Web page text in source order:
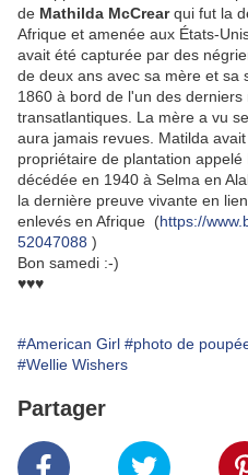
de Mathilda McCrearqui fut la
Afrique et amenée aux États-
avait été capturée par des
de deux ans avec sa mère et
1860 à bord de l'un des derniers
transatlantiques. La mère a vu
aura jamais revues. Matilda
propriétaire de plantation
décédée en 1940 à Selma en
la dernière preuve vivante en
enlevés en Afrique (https://
52047088 )
Bon samedi :-)
♥♥♥
#American Girl #photo de
#Wellie Wishers
Partager